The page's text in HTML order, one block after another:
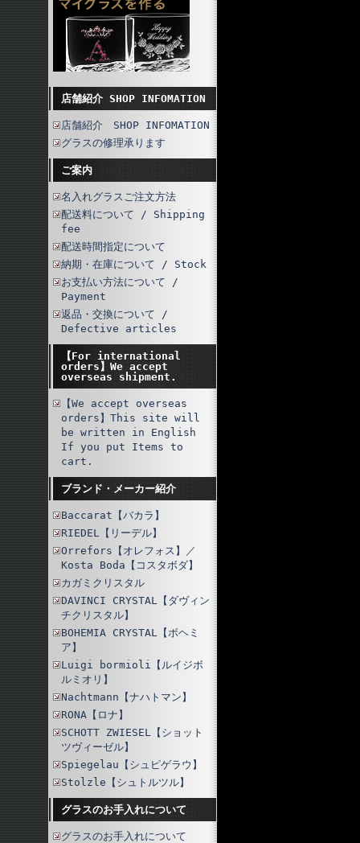
店舗紹介 SHOP INFOMATION
店舗紹介 SHOP INFOMATION
グラスの修理承ります
ご案内
名入れグラスご注文方法
配送料について / Shipping
fee
配送時間指定について
納期・在庫について / Stock
お支払い方法について /
Payment
返品・交換について /
Defective articles
【For international
orders】We accept
overseas shipment.
【We accept overseas
orders】This site will
be written in English
If you put Items to
cart.
ブランド・メーカー紹介
Baccarat【バカラ】
RIEDEL【リーデル】
Orrefors【オレフォス】／
Kosta Boda【コスタボダ】
カガミクリスタル
DAVINCI CRYSTAL【ダヴィン
チクリスタル】
BOHEMIA CRYSTAL【ボヘミ
ア】
Luigi bormioli【ルイジボ
ルミオリ】
Nachtmann【ナハトマン】
RONA【ロナ】
SCHOTT ZWIESEL【ショット
ツヴィーゼル】
Spiegelau【シュピゲラウ】
Stolzle【シュトルツル】
グラスのお手入れについて
グラスのお手入れについて